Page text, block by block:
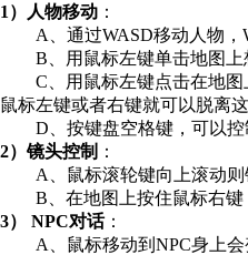
1）人物移动 ：
A、通过WASD移动人物，
B、用鼠标左键单击地图上
C、用鼠标左键点击在地图
鼠标左键或者右键就可以脱离这
D、按键盘空格键，可以控
2）镜头控制 ：
A、鼠标滚轮键向上滚动则镜
B、在地图上按住鼠标右键
3） NPC对话：
A、鼠标移动到NPC身上会变